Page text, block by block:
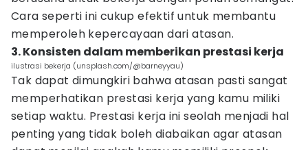
Cara seperti ini cukup efektif untuk membantu
memperoleh kepercayaan dari atasan.
3. Konsisten dalam memberikan prestasi kerja
ilustrasi bekerja (unsplash.com/@barneyyau)
Tak dapat dimungkiri bahwa atasan pasti sangat
memperhatikan prestasi kerja yang kamu miliki
setiap waktu. Prestasi kerja ini seolah menjadi hal
penting yang tidak boleh diabaikan agar atasan